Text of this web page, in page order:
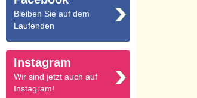
Bleiben Sie auf dem
Laufenden
Instagram
Wir sind jetzt auch auf
Instagram!